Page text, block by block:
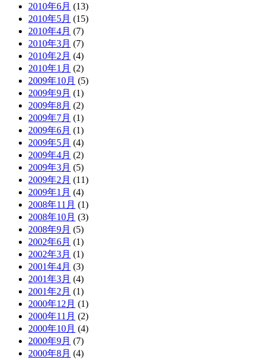
2010年6月 (13)
2010年5月 (15)
2010年4月 (7)
2010年3月 (7)
2010年2月 (4)
2010年1月 (2)
2009年10月 (5)
2009年9月 (1)
2009年8月 (2)
2009年7月 (1)
2009年6月 (1)
2009年5月 (4)
2009年4月 (2)
2009年3月 (5)
2009年2月 (11)
2009年1月 (4)
2008年11月 (1)
2008年10月 (3)
2008年9月 (5)
2002年6月 (1)
2002年3月 (1)
2001年4月 (3)
2001年3月 (4)
2001年2月 (1)
2000年12月 (1)
2000年11月 (2)
2000年10月 (4)
2000年9月 (7)
2000年8月 (4)